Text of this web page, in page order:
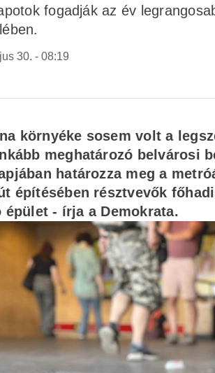
fogadják az év
30. - 08:19
környéke sosem volt a
meghatározó belvárosi
határozza meg a
építésében résztvevők
- írja a Demokrata.